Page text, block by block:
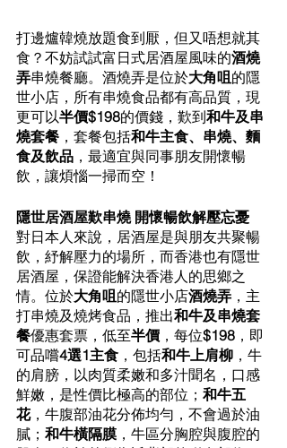
打邊爐韓燒放題食到厭，但又唔想就其
食？不妨試試富日式居酒屋風味的酒燒
弄串燒餐廳。酒燒弄是位於大角咀的隱
世小店，所有串燒食品都有高品質，現
更可以半價$198的價錢，歎到和牛及串
燒套餐 ，套餐包括和牛主食、串燒、麵
食及飲品 ，最適宜與同事朋友開懷暢
飲，讓煩惱一掃而空！
隱世居酒屋歎串燒 開懷暢飲解壓忘憂
對日本人來說，居酒屋是與朋友共聚暢
飲，紓解壓力的場所，而香港也有隱世
居酒屋，保證能解決香港人的思鄉之
情。位於大角咀的隱世小店酒燒弄 ，主
打串燒及燒烤食品，推出和牛及串燒套
餐優惠套票，低至半價 ，每位$198 ，即
可品嚐4選1主食 ，包括和牛上肩柳 ，牛
的肩膀，以肉質柔嫩和多汁聞名，口感
鮮嫩，是性價比極高的部位； 和牛五
花，牛腹部油花分佈均勻，不會過於油
膩； 和牛橫隔膜 ，牛區分胸腔與腹腔的